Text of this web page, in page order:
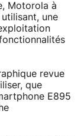
Motorola à
une
revue
que
E895